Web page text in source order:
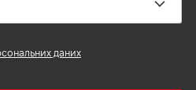
даних